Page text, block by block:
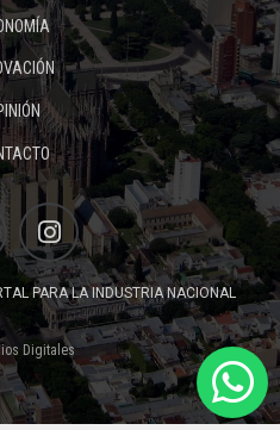
PARA LA INDUSTRIA NACIONAL
Digitales